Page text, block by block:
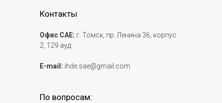
Контакты
Офис САЕ: г. Томск, пр. Ленина 36, корпус
2, 129 ауд.
E-mail: ihde.sae@gmail.com
По вопросам: